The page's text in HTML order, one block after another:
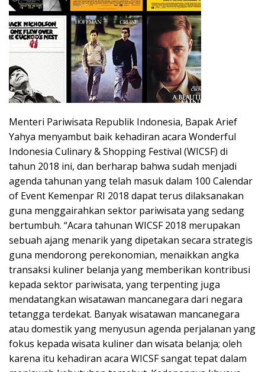
Menteri Pariwisata Republik Indonesia, Bapak Arief
Yahya menyambut baik kehadiran acara Wonderful
Indonesia Culinary & Shopping Festival (WICSF) di
tahun 2018 ini, dan berharap bahwa sudah menjadi
agenda tahunan yang telah masuk dalam 100 Calendar
of Event Kemenpar RI 2018 dapat terus dilaksanakan
guna menggairahkan sektor pariwisata yang sedang
bertumbuh. “Acara tahunan WICSF 2018 merupakan
sebuah ajang menarik yang dipetakan secara strategis
guna mendorong perekonomian, menaikkan angka
transaksi kuliner belanja yang memberikan kontribusi
kepada sektor pariwisata, yang terpenting juga
mendatangkan wisatawan mancanegara dari negara
tetangga terdekat. Banyak wisatawan mancanegara
atau domestik yang menyusun agenda perjalanan yang
fokus kepada wisata kuliner dan wisata belanja; oleh
karena itu kehadiran acara WICSF sangat tepat dalam